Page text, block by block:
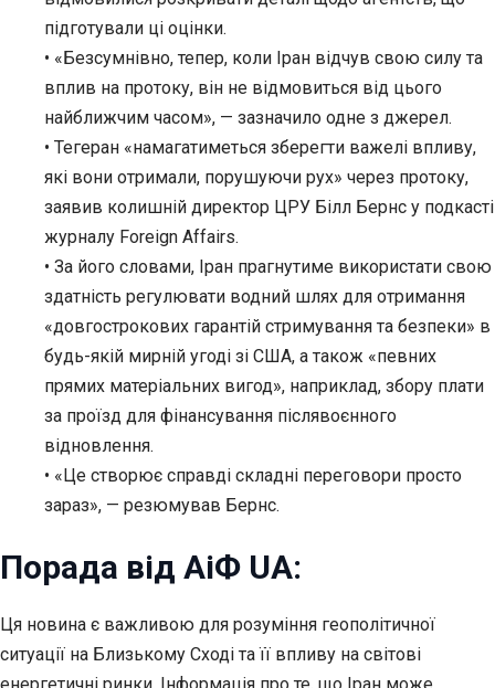
підготували ці оцінки.
• «Безсумнівно, тепер, коли Іран відчув свою силу та
вплив на протоку, він не відмовиться від цього
найближчим часом», — зазначило одне з джерел.
• Тегеран «намагатиметься зберегти важелі впливу,
які вони отримали, порушуючи рух» через протоку,
заявив колишній директор ЦРУ Білл Бернс у подкасті
журналу Foreign Affairs.
• За його словами, Іран прагнутиме використати свою
здатність регулювати водний шлях для отримання
«довгострокових гарантій стримування та безпеки» в
будь-якій мирній угоді зі США, а також «певних
прямих матеріальних вигод», наприклад, збору плати
за проїзд для фінансування післявоєнного
відновлення.
• «Це створює справді складні переговори просто
зараз», — резюмував Бернс.
Порада від АіФ UA:
Ця новина є важливою для розуміння геополітичної
ситуації на Близькому Сході та її впливу на світові